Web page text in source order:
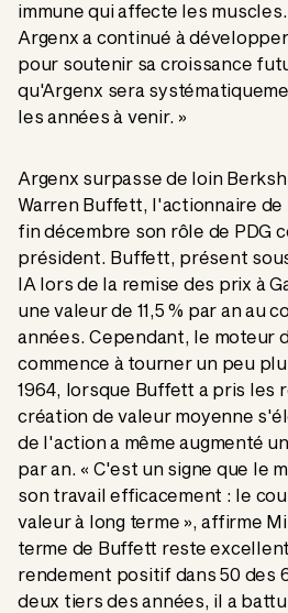
immune qui affecte les
Argenx a continué à
pour soutenir sa croissance
qu'Argenx sera
les années à venir. »
Argenx surpasse de loin
Warren Buffett, l'actionnaire de
fin décembre son rôle de PDG
président. Buffett, présent
IA lors de la remise des prix à
une valeur de 11,5 % par an au
années. Cependant, le moteur
commence à tourner un peu
1964, lorsque Buffett a pris les
création de valeur moyenne
de l'action a même augmenté
par an. « C'est un signe que le
son travail efficacement : le
valeur à long terme », affirme
terme de Buffett reste
rendement positif dans 50 des
deux tiers des années, il a